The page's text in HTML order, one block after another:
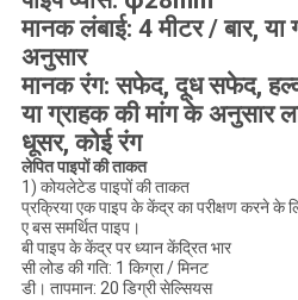
मानक लंबाई: 4 मीटर / बार, या
अनुसार
मानक रंग: सफेद, दूध सफेद,
या ग्राहक की मांग के अनुसार
धूसर, कोई रंग
लेपित पाइपों की ताकत
1) कोयलेटेड पाइपों की ताकत
प्रक्रिया एक पाइप के केंद्र का परीक्षण करने के
ए बस समर्थित पाइप।
बी पाइप के केंद्र पर ध्यान केंद्रित भार
सी लोड की गति: 1 किग्रा / मिनट
डी। तापमान: 20 डिग्री सेल्सियस